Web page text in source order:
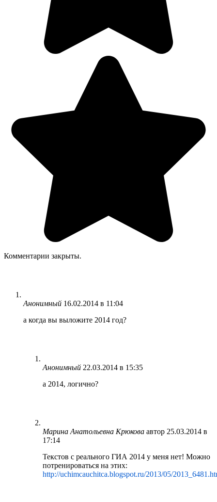
Комментарии закрыты.
Анонимный 16.02.2014 в 11:04
а когда вы выложите 2014 год?
Анонимный 22.03.2014 в 15:35
а 2014, логично?
Марина Анатольевна Крюкова автор 25.03.2014 в
17:14
Текстов с реального ГИА 2014 у меня нет! Можно
потренироваться на этих:
http://uchimcauchitca.blogspot.ru/2013/05/